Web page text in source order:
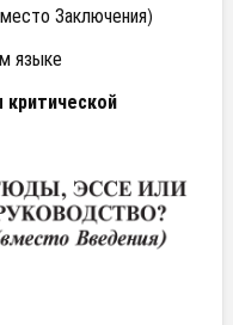
Заключения)
языке